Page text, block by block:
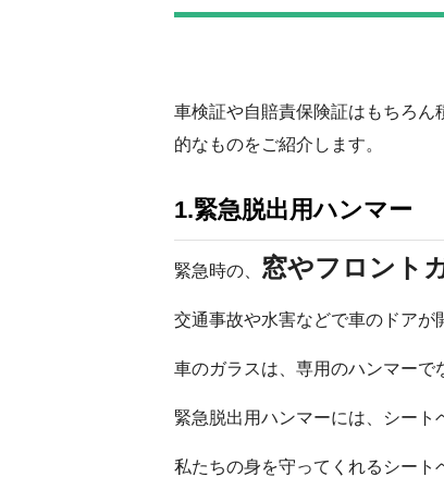
車検証や自賠責保険証はもちろん
的なものをご紹介します。
1.緊急脱出用ハンマー
緊急時の、 窓やフロント
交通事故や水害などで車のドアが
車のガラスは、専用のハンマーで
緊急脱出用ハンマーには、シート
私たちの身を守ってくれるシー